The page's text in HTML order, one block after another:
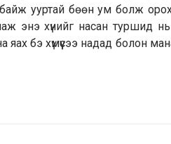
байж ууртай бөөн ум болж
энэ хүнийг насан туршид
бэ хүмүүсээ надад болон